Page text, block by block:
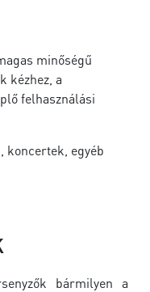
minőségű
kézhez, a
felhasználási
koncertek, egyéb
bármilyen a